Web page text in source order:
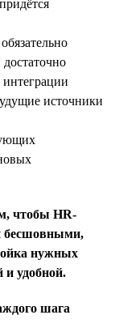
источники
чтобы HR-
бесшовными,
нужных
и удобной.
шага